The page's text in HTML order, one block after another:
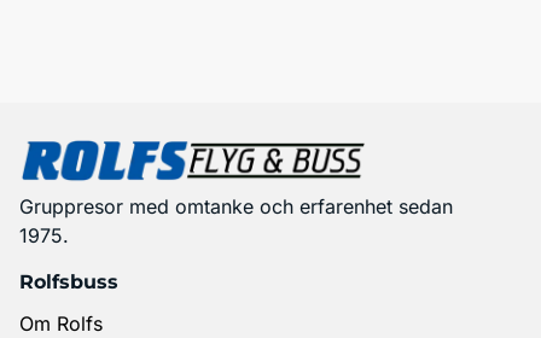
Gruppresor med omtanke och erfarenhet sedan
1975.
Rolfsbuss
Om Rolfs